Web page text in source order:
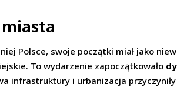
miasta
Polsce, swoje początki miał jako
To wydarzenie zapoczątkowało
infrastruktury i urbanizacja